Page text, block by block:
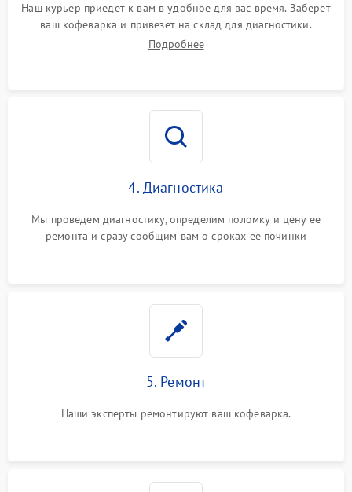
Наш курьер приедет к вам в удобное для вас время. Заберет
ваш кофеварка и привезет на склад для диагностики.
Подробнее
4. Диагностика
Мы проведем диагностику, определим поломку и цену ее
ремонта и сразу сообщим вам о сроках ее починки
5. Ремонт
Наши эксперты ремонтируют ваш кофеварка.